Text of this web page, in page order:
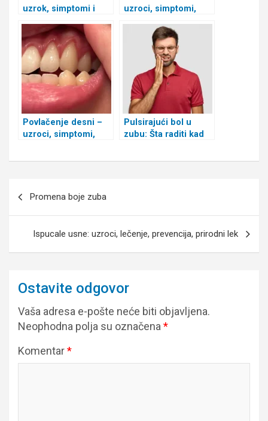
uzrok, simptomi i
uzroci, simptomi,
Povlačenje desni –
uzroci, simptomi,
Pulsirajući bol u
zubu: Šta raditi kad
Promena boje zuba
Ispucale usne: uzroci, lečenje, prevencija, prirodni lek
Ostavite odgovor
Vaša adresa e-pošte neće biti objavljena.
Neophodna polja su označena *
Komentar*